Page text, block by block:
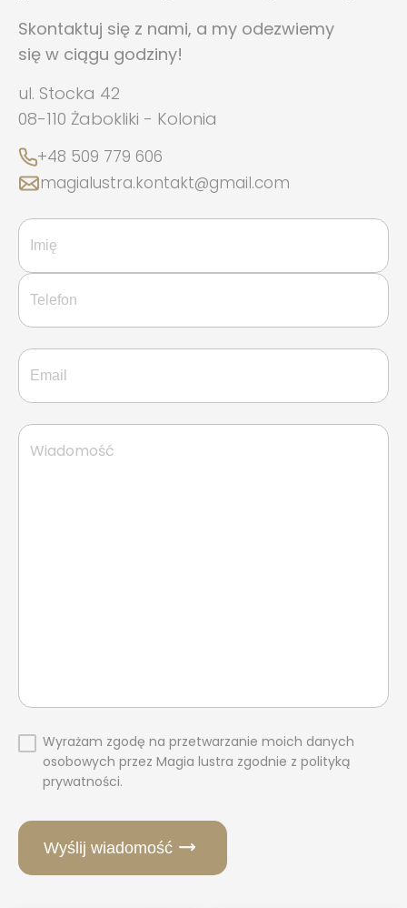
Skontaktuj się z nami, a my odezwiemy
się w ciągu godziny!
ul. Stocka 42
08-110 Żabokliki - Kolonia
+48 509 779 606
magialustra.kontakt@gmail.com
Wyrażam zgodę na przetwarzanie moich danych
osobowych przez Magia lustra zgodnie z polityką
prywatności.
Wyślij wiadomość